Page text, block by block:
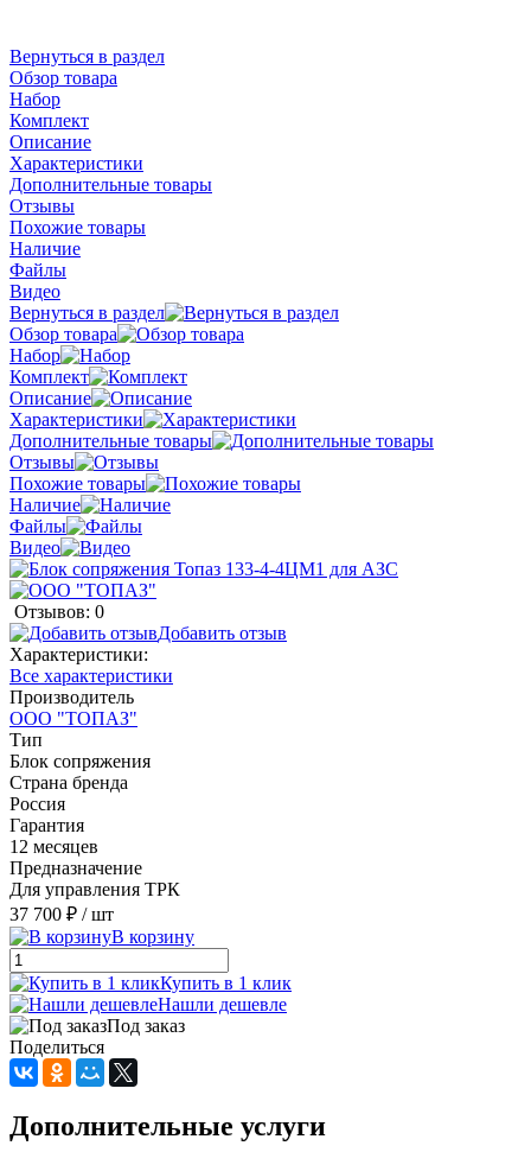
Вернуться в раздел
Обзор товара
Набор
Комплект
Описание
Характеристики
Дополнительные товары
Отзывы
Похожие товары
Наличие
Файлы
Видео
Вернуться в раздел
Обзор товара
Набор
Комплект
Описание
Характеристики
Дополнительные товары
Отзывы
Похожие товары
Наличие
Файлы
Видео
Отзывов: 0
Добавить отзыв
Характеристики:
Все характеристики
Производитель
ООО "ТОПАЗ"
Тип
Блок сопряжения
Страна бренда
Россия
Гарантия
12 месяцев
Предназначение
Для управления ТРК
37 700 ₽ / шт
В корзину
Купить в 1 клик
Нашли дешевле
Под заказ
Поделиться
Дополнительные услуги